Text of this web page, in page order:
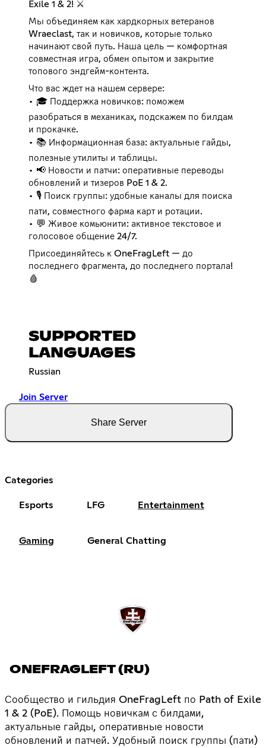
Exile 1 & 2! ⚔️
Мы объединяем как хардкорных ветеранов
Wraeclast, так и новичков, которые только
начинают свой путь. Наша цель — комфортная
совместная игра, обмен опытом и закрытие
топового эндгейм-контента.
Что вас ждет на нашем сервере:
• 🎓 Поддержка новичков: поможем
разобраться в механиках, подскажем по билдам
и прокачке.
• 📚 Информационная база: актуальные гайды,
полезные утилиты и таблицы.
• 📢 Новости и патчи: оперативные переводы
обновлений и тизеров PoE 1 & 2.
• 🎙 Поиск группы: удобные каналы для поиска
пати, совместного фарма карт и ротации.
• 💬 Живое комьюнити: активное текстовое и
голосовое общение 24/7.
Присоединяйтесь к OneFragLeft — до
последнего фрагмента, до последнего портала!
🩸
SUPPORTED
LANGUAGES
Russian
Join Server
Share Server
Categories
Esports LFG Entertainment
Gaming General Chatting
ONEFRAGLEFT (RU)
Сообщество и гильдия OneFragLeft по Path of Exile
1 & 2 (PoE). Помощь новичкам с билдами,
актуальные гайды, оперативные новости
обновлений и патчей. Удобный поиск группы (пати)